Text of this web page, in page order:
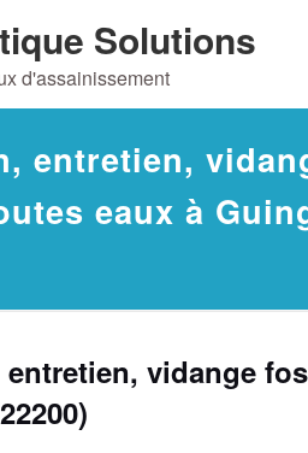
Solutions
d'assainissement
entretien,
eaux à
vidange